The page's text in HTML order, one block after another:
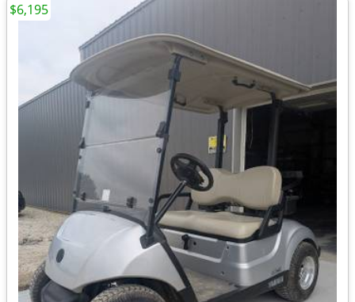
$6,195